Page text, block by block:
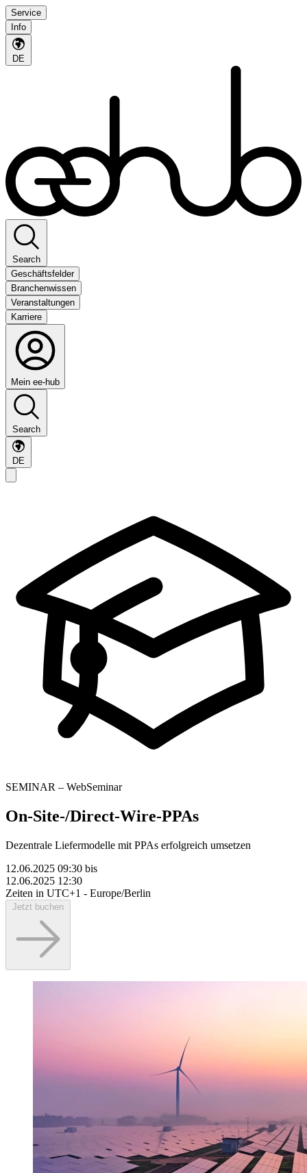
Service
Info
DE
Search
Geschäftsfelder
Branchenwissen
Veranstaltungen
Karriere
Mein ee-hub
Search
DE
SEMINAR – WebSeminar
On-Site-/Direct-Wire-PPAs
Dezentrale Liefermodelle mit PPAs erfolgreich umsetzen
12.06.2025 09:30 bis
12.06.2025 12:30
Zeiten in UTC+1 - Europe/Berlin